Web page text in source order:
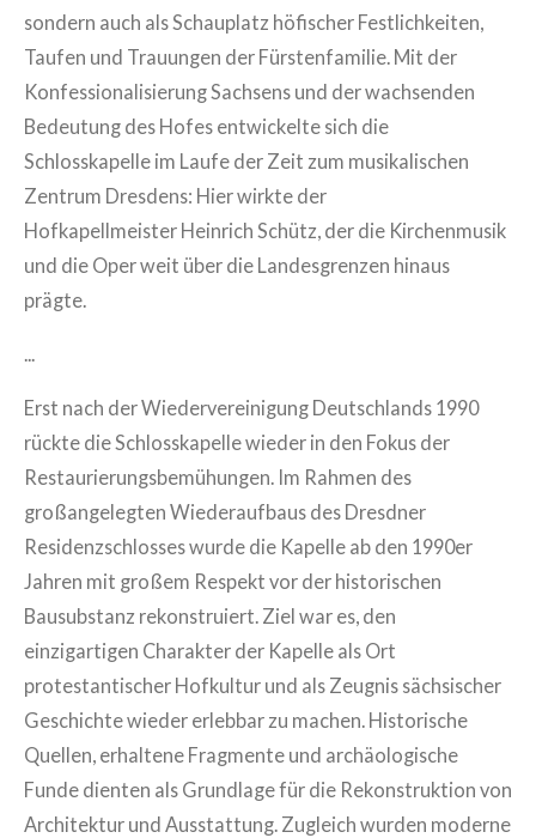
sondern auch als Schauplatz höfischer Festlichkeiten,
Taufen und Trauungen der Fürstenfamilie. Mit der
Konfessionalisierung Sachsens und der wachsenden
Bedeutung des Hofes entwickelte sich die
Schlosskapelle im Laufe der Zeit zum musikalischen
Zentrum Dresdens: Hier wirkte der
Hofkapellmeister Heinrich Schütz, der die Kirchenmusik
und die Oper weit über die Landesgrenzen hinaus
prägte.
...
Erst nach der Wiedervereinigung Deutschlands 1990
rückte die Schlosskapelle wieder in den Fokus der
Restaurierungsbemühungen. Im Rahmen des
großangelegten Wiederaufbaus des Dresdner
Residenzschlosses wurde die Kapelle ab den 1990er
Jahren mit großem Respekt vor der historischen
Bausubstanz rekonstruiert. Ziel war es, den
einzigartigen Charakter der Kapelle als Ort
protestantischer Hofkultur und als Zeugnis sächsischer
Geschichte wieder erlebbar zu machen. Historische
Quellen, erhaltene Fragmente und archäologische
Funde dienten als Grundlage für die Rekonstruktion von
Architektur und Ausstattung. Zugleich wurden moderne